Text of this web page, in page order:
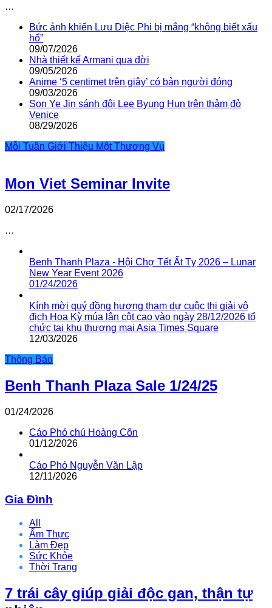
…
Bức ảnh khiến Lưu Diệc Phi bị mắng “không biết xấu
hổ”
09/07/2026
Nhà thiết kế Armani qua đời
09/05/2026
Anime ‘5 centimet trên giây’ có bản người đóng
09/03/2026
Son Ye Jin sánh đôi Lee Byung Hun trên thảm đỏ
Venice
08/29/2026
Mỗi Tuần Giới Thiệu Một Thương Vụ
Mon Viet Seminar Invite
02/17/2026
…
Benh Thanh Plaza - Hội Chợ Tết Ất Tỵ 2026 – Lunar
New Year Event 2026
01/24/2026
Kính mời quý đồng hương tham dự cuộc thi giải vô
địch Hoa Kỳ múa lân cột cao vào ngày 28/12/2026 tổ
chức tại khu thương mại Asia Times Square
12/03/2026
Thông Báo
Benh Thanh Plaza Sale 1/24/25
01/24/2026
Cáo Phó chú Hoàng Côn
01/12/2026
Cáo Phó Nguyễn Văn Lập
12/11/2026
Gia Đình
All
Ẩm Thực
Làm Đẹp
Sức Khỏe
Thời Trang
7 trái cây giúp giải độc gan, thận tự